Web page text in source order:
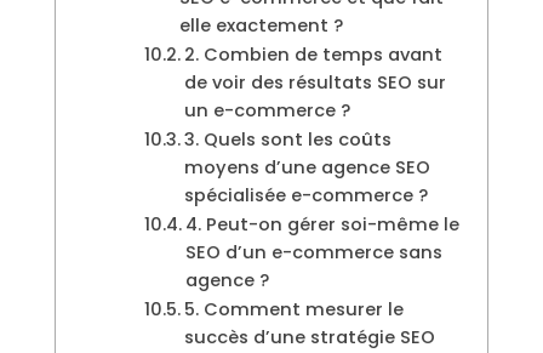
elle exactement ?
2. Combien de temps avant
de voir des résultats SEO sur
un e-commerce ?
3. Quels sont les coûts
moyens d’une agence SEO
spécialisée e-commerce ?
4. Peut-on gérer soi-même le
SEO d’un e-commerce sans
agence ?
5. Comment mesurer le
succès d’une stratégie SEO